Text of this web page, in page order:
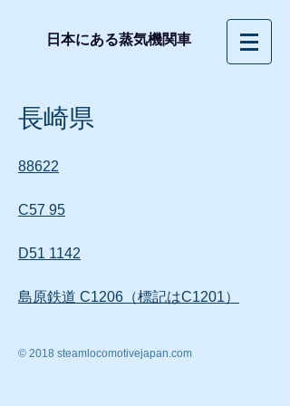
日本にある蒸気機関車
長崎県
88622
C57 95
D51 1142
島原鉄道 C1206（標記はC1201）
© 2018 steamlocomotivejapan.com